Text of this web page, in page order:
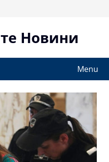
Новини
Menu